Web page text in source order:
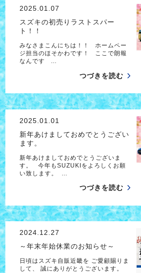
2025.01.07
スズキの初売りラストスパー
ト！！
みなさまこんにちは！！ ホームペー
ジ担当のほそかわです！ ここで朗報
なんです …
つづきを読む
2025.01.01
新年あけましておめでとうござい
ます。
新年あけましておめでとうございま
す。 今年もSUZUKIをよろしくお願
い致します。 …
つづきを読む
2024.12.27
～年末年始休業のお知らせ～
日頃はスズキ自販近畿を ご愛顧賜りま
して、 誠にありがとうございます。